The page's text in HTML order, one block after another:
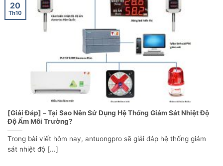
[Giải Đáp] – Tại Sao Nên Sử Dụng Hệ Thống Giám Sát Nhiệt Độ
Độ Ẩm Môi Trường?
Trong bài viết hôm nay, antuongpro sẽ giải đáp hệ thống giám
sát nhiệt độ [...]
20
Th10